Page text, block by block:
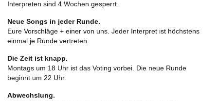
Interpreten sind 4 Wochen gesperrt.
Neue Songs in jeder Runde.
Eure Vorschläge + einer von uns. Jeder Interpret ist höchstens
einmal je Runde vertreten.
Die Zeit ist knapp.
Montags um 18 Uhr ist das Voting vorbei. Die neue Runde
beginnt um 22 Uhr.
Abwechslung.